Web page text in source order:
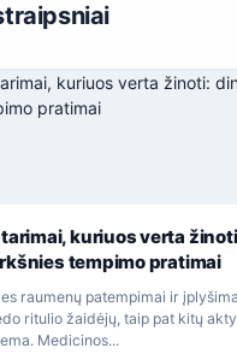
kuriuos verta
tempimo pratimai
raumenų patempimai ir
ritulio žaidėjų, taip pat kitų
Medicinos...